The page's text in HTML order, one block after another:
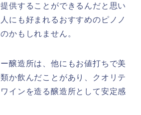
供することができるんだと思い
にも好まれるおすすめのピノノ
かもしれません。
醸造所は、他にもお値打ちで美
か飲んだことがあり、クオリテ
インを造る醸造所として安定感